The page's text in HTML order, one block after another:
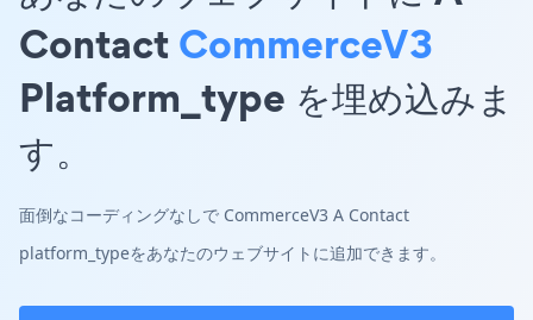
ContactCommerceV3
Platform_type を埋め込みま
す。
面倒なコーディングなしで CommerceV3 A Contact
platform_typeをあなたのウェブサイトに追加できます。